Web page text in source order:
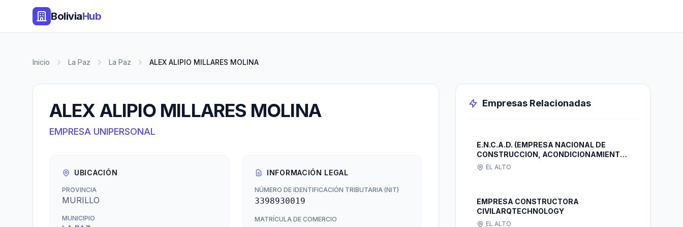
BoliviaHub
Inicio La Paz La Paz ALEX ALIPIO MILLARES MOLINA
ALEX ALIPIO MILLARES MOLINA
EMPRESA UNIPERSONAL
UBICACIÓN
PROVINCIA
MURILLO
MUNICIPIO
INFORMACIÓN LEGAL
NÚMERO DE IDENTIFICACIÓN TRIBUTARIA (NIT)
3398930019
MATRÍCULA DE COMERCIO
Empresas Relacionadas
E.N.C.A.D. (EMPRESA NACIONAL DE
CONSTRUCCION, ACONDICIONAMIENTO
Y DISEÑO)
EL ALTO
EMPRESA CONSTRUCTORA
CIVILARQTECHNOLOGY
EL ALTO